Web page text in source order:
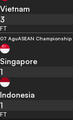
Vietnam
3
FT
07 AguASEAN Championship
Singapore
1
Indonesia
1
FT